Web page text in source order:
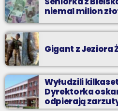
niemal milion
Gigant z Jeziora
Wyłudzili
Dyrektorka
odpierają